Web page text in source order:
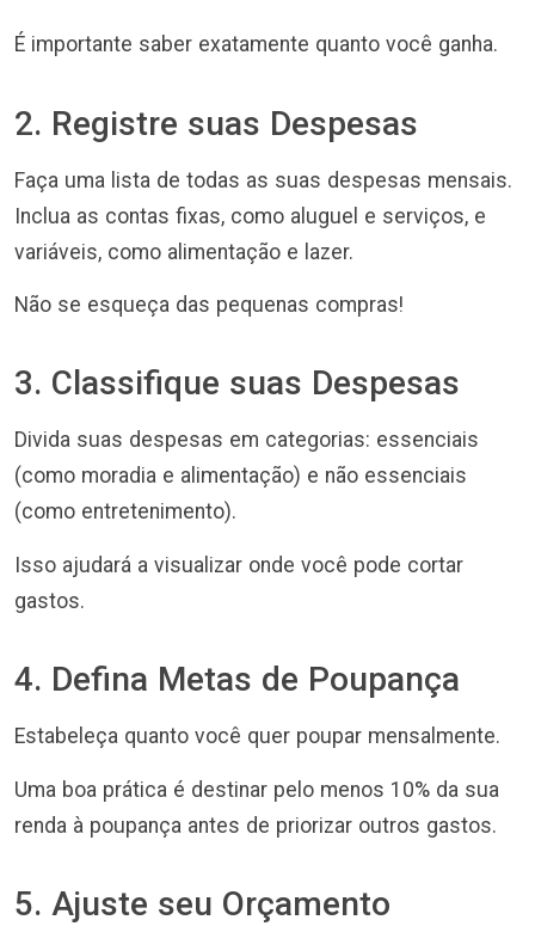
É importante saber exatamente quanto você ganha.
2. Registre suas Despesas
Faça uma lista de todas as suas despesas mensais.
Inclua as contas fixas, como aluguel e serviços, e
variáveis, como alimentação e lazer.
Não se esqueça das pequenas compras!
3. Classifique suas Despesas
Divida suas despesas em categorias: essenciais
(como moradia e alimentação) e não essenciais
(como entretenimento).
Isso ajudará a visualizar onde você pode cortar
gastos.
4. Defina Metas de Poupança
Estabeleça quanto você quer poupar mensalmente.
Uma boa prática é destinar pelo menos 10% da sua
renda à poupança antes de priorizar outros gastos.
5. Ajuste seu Orçamento